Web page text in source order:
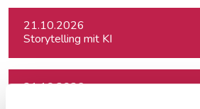
21.10.2026
Storytelling mit KI
21.10.2026
How To Social Media: Grundlagen